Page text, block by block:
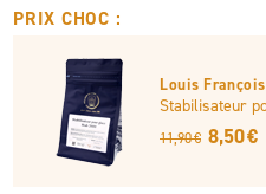
PRIX CHOC :
Louis François
Stabilisateur
11,90 € 8,50 €